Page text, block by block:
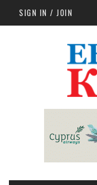
Skip to main content
SIGN IN / JOIN